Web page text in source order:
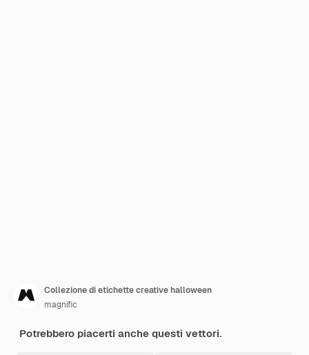
Collezione di etichette creative halloween
magnific
Potrebbero piacerti anche questi vettori.